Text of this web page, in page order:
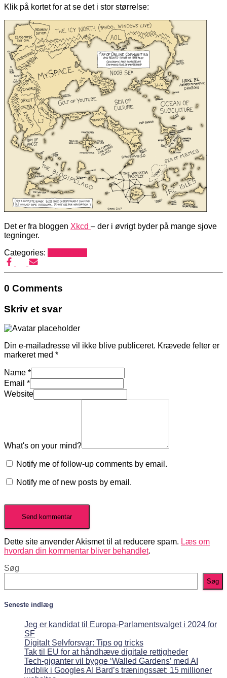
Klik på kortet for at se det i stor størrelse:
Det er fra bloggen Xkcd – der i øvrigt byder på mange sjove
tegninger.
Categories:
0 Comments
Skriv et svar
Din e-mailadresse vil ikke blive publiceret. Krævede felter er
markeret med *
Name *
Email *
Website
What's on your mind?
Notify me of follow-up comments by email.
Notify me of new posts by email.
Dette site anvender Akismet til at reducere spam. Læs om
hvordan din kommentar bliver behandlet.
Søg
Søg
Seneste indlæg
Jeg er kandidat til Europa-Parlamentsvalget i 2024 for
SF
Digitalt Selvforsvar: Tips og tricks
Tak til EU for at håndhæve digitale rettigheder
Tech-giganter vil bygge ‘Walled Gardens’ med AI
Indblik i Googles AI Bard’s træningssæt: 15 millioner